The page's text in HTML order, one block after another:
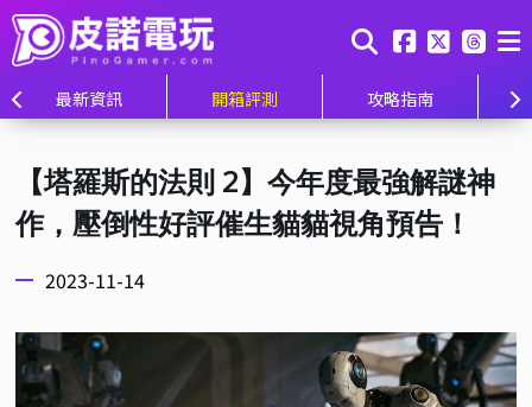
最新資訊 開箱評測 攻略指南
【塔羅斯的法則 2】今年度最強解謎神
作，壓倒性好評催生貓貓視角預告！
2023-11-14